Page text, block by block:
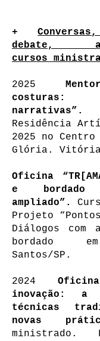
+
debate,
cursos
2025
narrativas”.
Residência
2025 no
Glória.
Oficina
e bordado
ampliado”.
Projeto
Diálogos com
bordado
Santos/SP.
2024 Oficina
inovação: a
técnicas
novas
ministrado.